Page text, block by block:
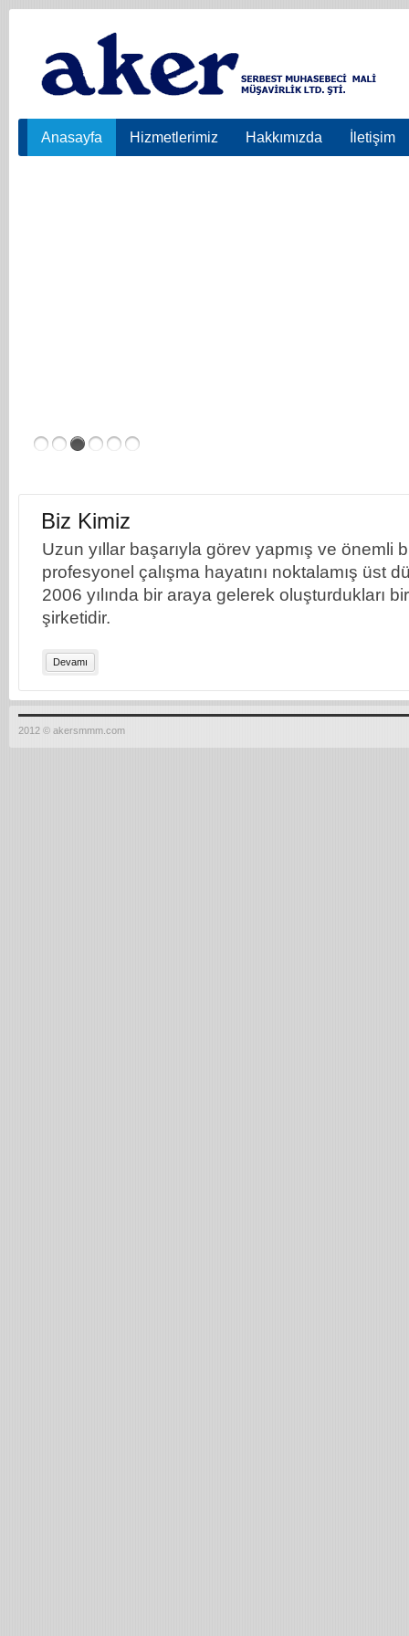
Anasayfa Hizmetlerimiz Hakkımızda İletişim
Biz Kimiz
Uzun yıllar başarıyla görev yapmış ve önemli
profesyonel çalışma hayatını noktalamış üst
2006 yılında bir araya gelerek oluşturdukları
şirketidir.
Devamı
2012 © akersmmm.com